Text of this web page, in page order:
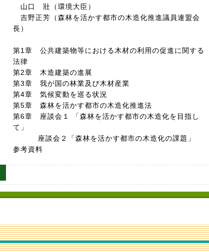
山口 壯（環境大臣）
吉野正芳（森林を活かす都市の木造化推進議員連盟会
長）
第1章 公共建築物等における木材の利用の促進に関する
法律
第2章 木造建築の進展
第3章 我が国の林業及び木材産業
第4章 気候変動を巡る状況
第5章 森林を活かす都市の木造化推進法
第6章 座談会１ 「森林を活かす都市の木造化を目指し
て」
座談会２「森林を活かす都市の木造化の課題」
参考資料